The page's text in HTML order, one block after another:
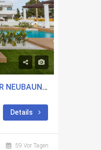
ZU VERKAUFEN 2 SCHLAFZIMMER NEUBAUN-A IN LOS ALCÃ¡ZARES, MURCIA MIT POOL
Details
59 Vor Tagen